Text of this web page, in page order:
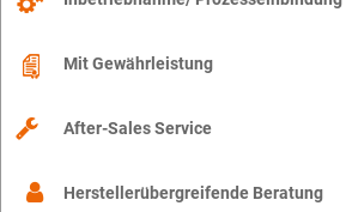
Mit Gewährleistung
After-Sales Service
Herstellerübergreifende Beratung